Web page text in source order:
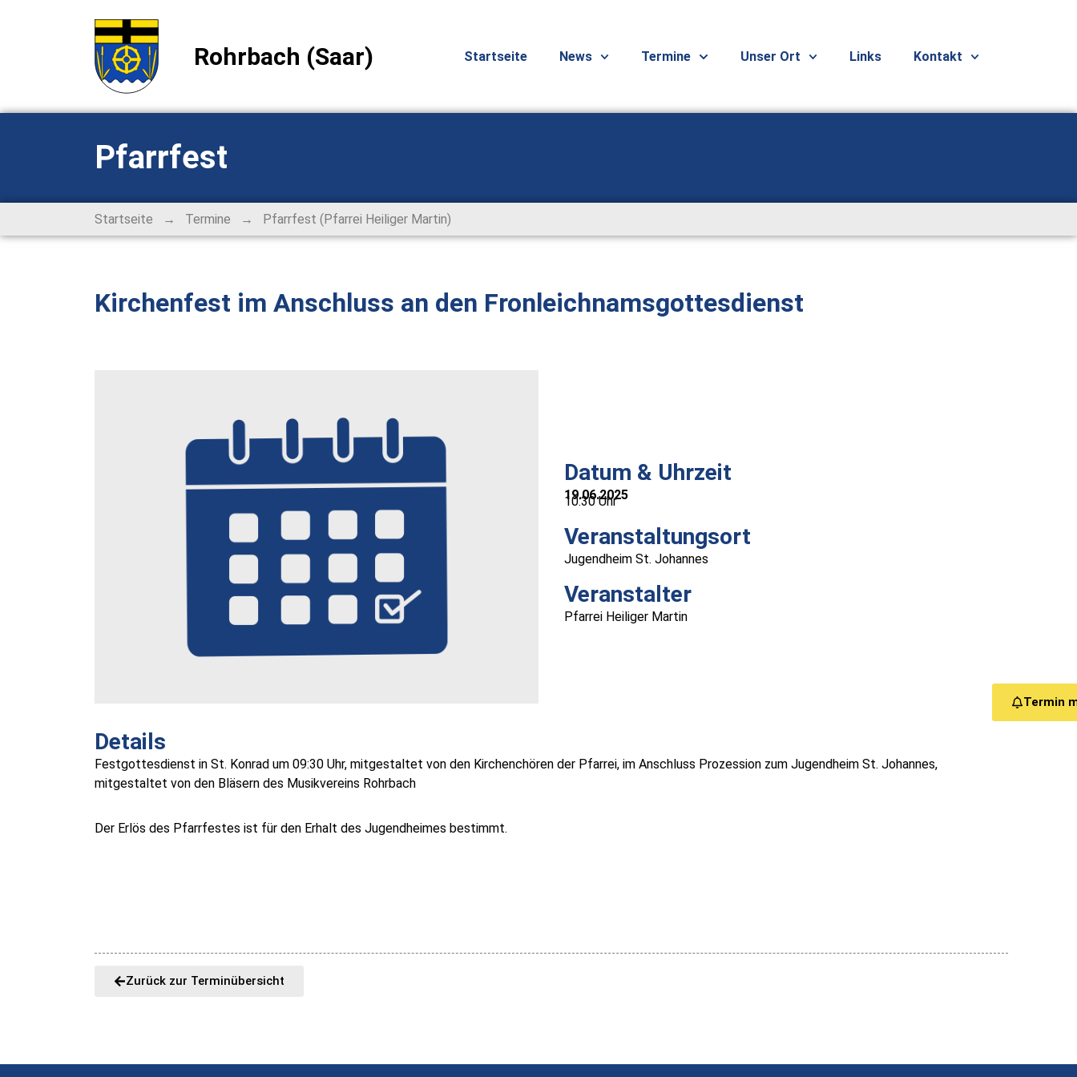
Rohrbach (Saar) Startseite News Termine Unser Ort Links Kontakt
Pfarrfest
Startseite → Termine → Pfarrfest (Pfarrei Heiliger Martin)
Kirchenfest im Anschluss an den Fronleichnamsgottesdienst
Datum & Uhrzeit
19.06.2025
10:30 Uhr
Veranstaltungsort
Jugendheim St. Johannes
Veranstalter
Pfarrei Heiliger Martin
Details
Festgottesdienst in St. Konrad um 09:30 Uhr, mitgestaltet von den Kirchenchören der Pfarrei, im Anschluss Prozession zum Jugendheim St. Johannes,
mitgestaltet von den Bläsern des Musikvereins Rohrbach
Der Erlös des Pfarrfestes ist für den Erhalt des Jugendheimes bestimmt.
Zurück zur Terminübersicht
Termin